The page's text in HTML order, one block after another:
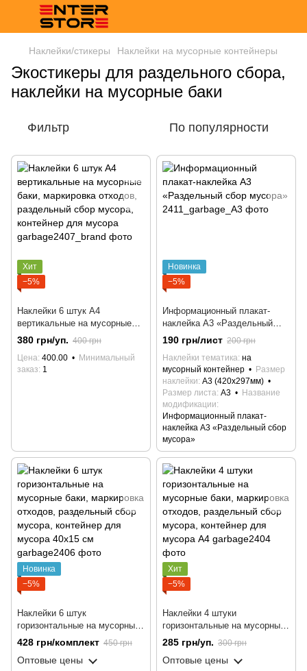
Наклейки/стикеры Наклейки на мусорные контейнеры
Экостикеры для раздельного сбора,
наклейки на мусорные баки
Фильтр По популярности
Хит
−5%
Наклейки 6 штук А4
вертикальные на мусорные
баки, маркировка отходов,
раздельный сбор мусора,
контейнер для мусора
380 грн/уп. 400 грн
Цена 400.00
Минимальный
заказ 1
Новинка
−5%
Информационный плакат-
наклейка А3 «Раздельный
сбор мусора»
190 грн/лист 200 грн
Наклейки тематика на
мусорный контейнер
Размер
наклейки А3 (420х297мм)
Размер листа А3
Название
модификации
Информационный плакат-
наклейка А3 «Раздельный сбор
мусора»
Новинка
−5%
Наклейки 6 штук
горизонтальные на мусорные
баки, маркировка отходов,
раздельный сбор мусора,
контейнер для мусора 40х15
428 грн/комплект 450 грн
Оптовые цены
Хит
−5%
Наклейки 4 штуки
горизонтальные на мусорные
баки, маркировка отходов,
раздельный сбор мусора,
контейнер для мусора А4
285 грн/уп. 300 грн
Оптовые цены